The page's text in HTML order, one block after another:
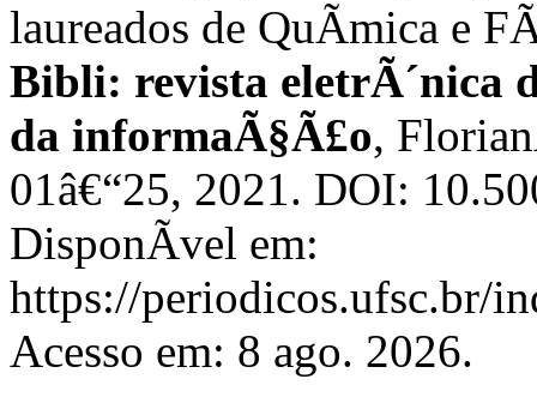
laureados de QuÃ­mica e
Bibli: revista eletrÃ´nica
da informaÃ§Ã£o,
01â€“25, 2021. DOI:
DisponÃ­vel em:
https://periodicos.ufsc.br/
Acesso em: 8 ago. 2026.